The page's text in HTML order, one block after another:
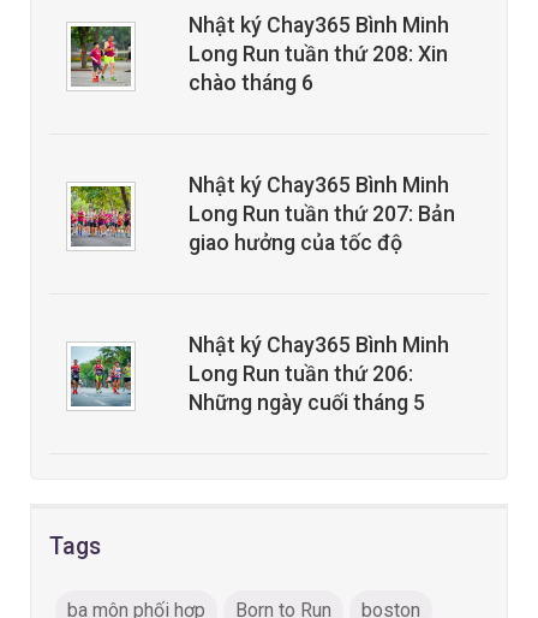
Nhật ký Chay365 Bình Minh
Long Run tuần thứ 208: Xin
chào tháng 6
Nhật ký Chay365 Bình Minh
Long Run tuần thứ 207: Bản
giao hưởng của tốc độ
Nhật ký Chay365 Bình Minh
Long Run tuần thứ 206:
Những ngày cuối tháng 5
Tags
ba môn phối hợp Born to Run boston